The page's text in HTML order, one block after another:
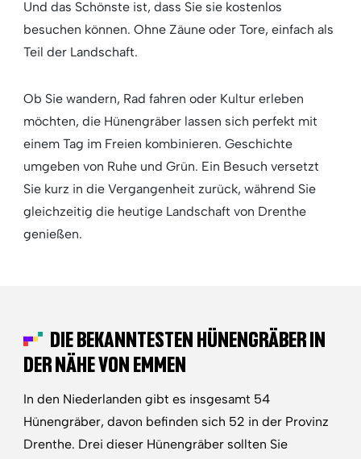
Und das Schönste ist, dass Sie sie kostenlos
besuchen können. Ohne Zäune oder Tore, einfach als
Teil der Landschaft.
Ob Sie wandern, Rad fahren oder Kultur erleben
möchten, die Hünengräber lassen sich perfekt mit
einem Tag im Freien kombinieren. Geschichte
umgeben von Ruhe und Grün. Ein Besuch versetzt
Sie kurz in die Vergangenheit zurück, während Sie
gleichzeitig die heutige Landschaft von Drenthe
genießen.
DIE BEKANNTESTEN HÜNENGRÄBER IN
DER NÄHE VON EMMEN
In den Niederlanden gibt es insgesamt 54
Hünengräber, davon befinden sich 52 in der Provinz
Drenthe. Drei dieser Hünengräber sollten Sie